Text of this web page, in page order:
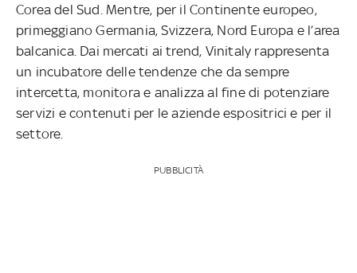
Corea del Sud. Mentre, per il Continente europeo,
primeggiano Germania, Svizzera, Nord Europa e l’area
balcanica. Dai mercati ai trend, Vinitaly rappresenta
un incubatore delle tendenze che da sempre
intercetta, monitora e analizza al fine di potenziare
servizi e contenuti per le aziende espositrici e per il
settore.
PUBBLICITÀ